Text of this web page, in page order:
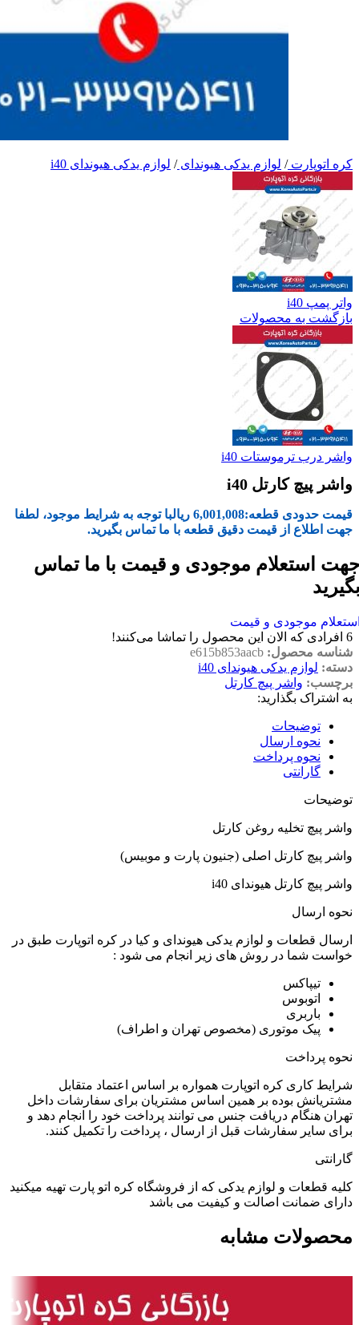
کره اتوپارت/ لوازم یدکی هیوندای/ لوازم یدکی هیوندای i40
واتر پمپ i40
بازگشت به محصولات
واشر درب ترموستات i40
واشر پیچ کارتل i40
قیمت حدودی قطعه:6,001,008 ریالبا توجه به شرایط موجود، لطفا
جهت اطلاع از قیمت دقیق قطعه با ما تماس بگیرید.
استعلام موجودی و قیمت با ما تماس
موجودی و قیمت
6 افرادی که الان این محصول را تماشا می‌کنند!
شناسه محصول: e615b853aacb
دسته: لوازم یدکی هیوندای i40
برچسب: واشر پیچ کارتل
به اشتراک بگذارید:
توضیحات
نحوه ارسال
نحوه پرداخت
گارانتی
توضیحات
واشر پیچ تخلیه روغن کارتل
واشر پیچ کارتل اصلی (جنیون پارت و موبیس)
واشر پیچ کارتل هیوندای i40
نحوه ارسال
ارسال قطعات و لوازم یدکی هیوندای و کیا در کره اتوپارت طبق در
خواست شما در روش های زیر انجام می شود :
تیپاکس
اتوبوس
باربری
پیک موتوری (مخصوص تهران و اطراف)
نحوه پرداخت
شرایط کاری کره اتوپارت همواره بر اساس اعتماد متقابل
مشتریانش بوده بر همین اساس مشتریان برای سفارشات داخل
تهران هنگام دریافت جنس می توانند پرداخت خود را انجام دهد و
برای سایر سفارشات قبل از ارسال ، پرداخت را تکمیل کنند.
گارانتی
کلیه قطعات و لوازم یدکی که از فروشگاه کره اتو پارت تهیه میکنید
دارای ضمانت اصالت و کیفیت می باشد
محصولات مشابه